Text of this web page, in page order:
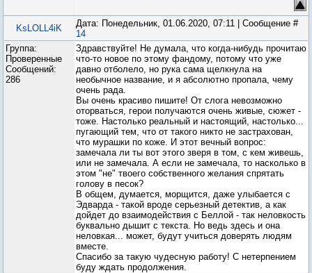
KsLOLL4iK
Дата: Понедельник, 01.06.2020, 07:11 | Сообщение #
14
Группа:
Проверенные
Сообщений:
286
Здравствуйте! Не думала, что когда-нибудь прочитаю
что-то новое по этому фандому, потому что уже
давно отболело, но рука сама щелкнула на
необычное название, и я абсолютно пропала, чему
очень рада.
Вы очень красиво пишите! От слога невозможно
оторваться, герои получаются очень живые, сюжет -
тоже. Настолько реальный и настоящий, настолько...
пугающий тем, что от такого никто не застрахован,
что мурашки по коже. И этот вечный вопрос:
замечала ли ты вот этого зверя в том, с кем живешь,
или не замечала. А если не замечала, то насколько в
этом "не" твоего собственного желания спрятать
голову в песок?
В общем, думается, морщится, даже улыбается с
Эдварда - такой вроде серьезный детектив, а как
дойдет до взаимодействия с Беллой - так неловкость
буквально дышит с текста. Но ведь здесь и она
неловкая... может, будут учиться доверять людям
вместе.
Спасибо за такую чудесную работу! С нетерпением
буду ждать продолжения.